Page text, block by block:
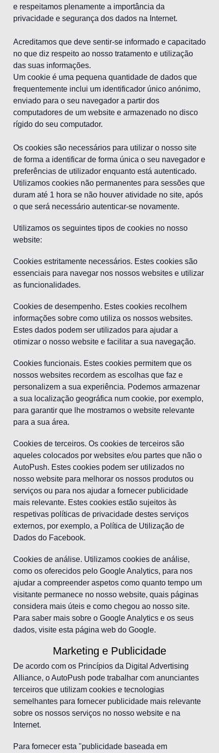
e respeitamos plenamente a importância da
privacidade e segurança dos dados na Internet.
Acreditamos que deve sentir-se informado e capacitado
no que diz respeito ao nosso tratamento e utilização
das suas informações.
Um cookie é uma pequena quantidade de dados que
frequentemente inclui um identificador único anónimo,
enviado para o seu navegador a partir dos
computadores de um website e armazenado no disco
rígido do seu computador.
Os cookies são necessários para utilizar o nosso site
de forma a identificar de forma única o seu navegador e
preferências de utilizador enquanto está autenticado.
Utilizamos cookies não permanentes para sessões que
duram até 1 hora se não houver atividade no site, após
o que será necessário autenticar-se novamente.
Utilizamos os seguintes tipos de cookies no nosso
website:
Cookies estritamente necessários. Estes cookies são
essenciais para navegar nos nossos websites e utilizar
as funcionalidades.
Cookies de desempenho. Estes cookies recolhem
informações sobre como utiliza os nossos websites.
Estes dados podem ser utilizados para ajudar a
otimizar o nosso website e facilitar a sua navegação.
Cookies funcionais. Estes cookies permitem que os
nossos websites recordem as escolhas que faz e
personalizem a sua experiência. Podemos armazenar
a sua localização geográfica num cookie, por exemplo,
para garantir que lhe mostramos o website relevante
para a sua área.
Cookies de terceiros. Os cookies de terceiros são
aqueles colocados por websites e/ou partes que não o
AutoPush. Estes cookies podem ser utilizados no
nosso website para melhorar os nossos produtos ou
serviços ou para nos ajudar a fornecer publicidade
mais relevante. Estes cookies estão sujeitos às
respetivas políticas de privacidade destes serviços
externos, por exemplo, a Política de Utilização de
Dados do Facebook.
Cookies de análise. Utilizamos cookies de análise,
como os oferecidos pelo Google Analytics, para nos
ajudar a compreender aspetos como quanto tempo um
visitante permanece no nosso website, quais páginas
considera mais úteis e como chegou ao nosso site.
Para saber mais sobre o Google Analytics e os seus
dados, visite esta página web do Google.
Marketing e Publicidade
De acordo com os Princípios da Digital Advertising
Alliance, o AutoPush pode trabalhar com anunciantes
terceiros que utilizam cookies e tecnologias
semelhantes para fornecer publicidade mais relevante
sobre os nossos serviços no nosso website e na
Internet.
Para fornecer esta "publicidade baseada em